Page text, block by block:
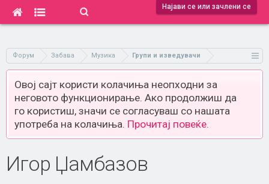
Најави се или зачлени се
Форум Забава Музика Групи и изведувачи
Овој сајт користи колачиња неопходни за
неговото функционирање. Ако продолжиш да
го користиш, значи се согласуваш со нашата
употреба на колачиња. Прочитај повеќе.
Игор Џамбазов